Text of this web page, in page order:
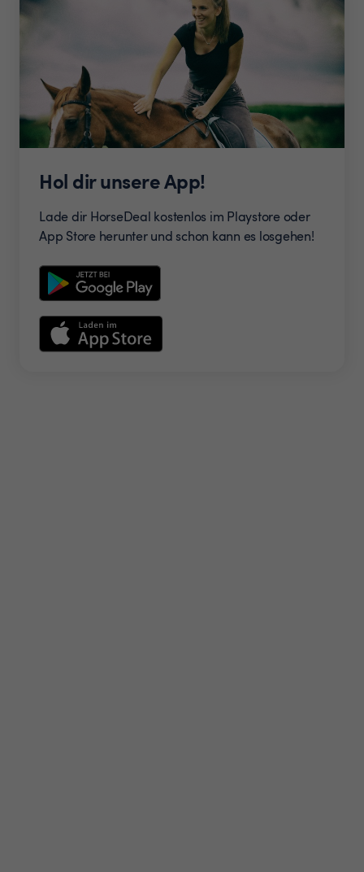
Hol dir unsere App!
Lade dir HorseDeal kostenlos im Playstore oder
App Store herunter und schon kann es losgehen!